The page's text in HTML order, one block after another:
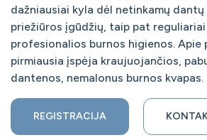
dažniausiai kyla dėl netinkamų dantų
priežiūros įgūdžių, taip pat
profesionalios burnos higienos. Apie
pirmiausia įspėja kraujuojančios,
dantenos, nemalonus burnos kvapas.
REGISTRACIJA